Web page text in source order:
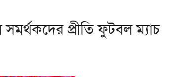
সমর্থকদের প্রীতি ফুটবল ম্যাচ